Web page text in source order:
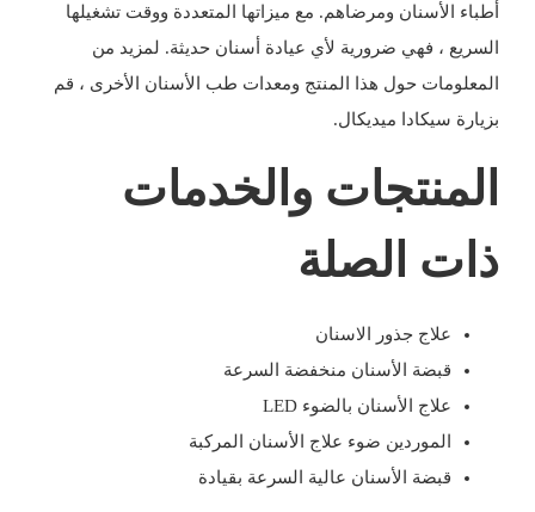
أطباء الأسنان ومرضاهم. مع ميزاتها المتعددة ووقت تشغيلها
السريع ، فهي ضرورية لأي عيادة أسنان حديثة. لمزيد من
المعلومات حول هذا المنتج ومعدات طب الأسنان الأخرى ، قم
بزيارة سيكادا ميديكال.
المنتجات والخدمات
ذات الصلة
علاج جذور الاسنان
قبضة الأسنان منخفضة السرعة
علاج الأسنان بالضوء LED
الموردين ضوء علاج الأسنان المركبة
قبضة الأسنان عالية السرعة بقيادة